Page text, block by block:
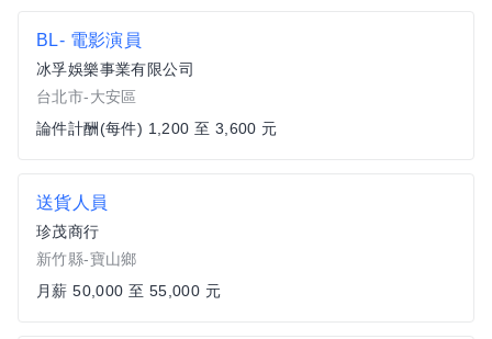
BL- 電影演員
冰孚娛樂事業有限公司
台北市-大安區
論件計酬(每件) 1,200 至 3,600 元
送貨人員
珍茂商行
新竹縣-寶山鄉
月薪 50,000 至 55,000 元